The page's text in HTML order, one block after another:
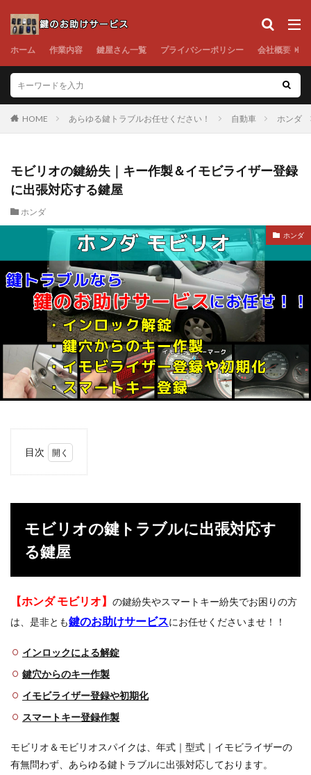
ホーム 作業内容 鍵屋さん一覧 プライバシーポリシー 会社概要
HOME あらゆる鍵トラブルお任せください！ 自動車 ホンダ
モビリオの鍵紛失｜キー作製＆イモビライザー登録
に出張対応する鍵屋
ホンダ
ホンダ
目次
トラ
ブル
に出
張対
屋
法
3
モビ
の種
イモ
イザ
モビリオの鍵トラブルに出張対応す
る鍵屋
【ホンダ モビリオ】 の鍵紛失やスマートキー紛失でお困りの方
は、是非とも鍵のお助けサービスにお任せくださいませ！！
インロックによる解錠
鍵穴からのキー作製
イモビライザー登録や初期化
スマートキー登録作製
モビリオ＆モビリオスパイクは、年式｜型式｜イモビライザーの
有無問わず、あらゆる鍵トラブルに出張対応しております。